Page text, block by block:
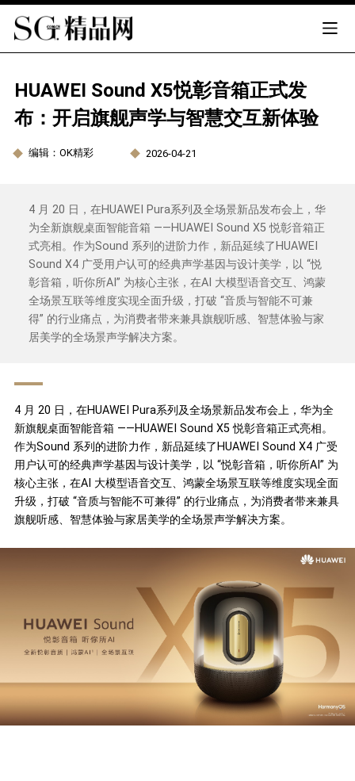
HUAWEI Sound X5悦彰音箱正式发
布：开启旗舰声学与智慧交互新体验
编辑：OK精彩 2026-04-21
4 月 20 日，在HUAWEI Pura系列及全场景新品发布会上，华
为全新旗舰桌面智能音箱 ——HUAWEI Sound X5 悦彰音箱正
式亮相。作为Sound 系列的进阶力作，新品延续了HUAWEI
Sound X4 广受用户认可的经典声学基因与设计美学，以 “悦
彰音箱，听你所AI” 为核心主张，在AI 大模型语音交互、鸿蒙
全场景互联等维度实现全面升级，打破 “音质与智能不可兼
得” 的行业痛点，为消费者带来兼具旗舰听感、智慧体验与家
居美学的全场景声学解决方案。
4 月 20 日，在HUAWEI Pura系列及全场景新品发布会上，华为全
新旗舰桌面智能音箱 ——HUAWEI Sound X5 悦彰音箱正式亮相。
作为Sound 系列的进阶力作，新品延续了HUAWEI Sound X4 广受
用户认可的经典声学基因与设计美学，以 “悦彰音箱，听你所AI” 为
核心主张，在AI 大模型语音交互、鸿蒙全场景互联等维度实现全面
升级，打破 “音质与智能不可兼得” 的行业痛点，为消费者带来兼具
旗舰听感、智慧体验与家居美学的全场景声学解决方案。